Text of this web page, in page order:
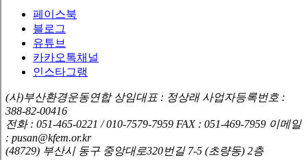
페이스북
블로그
유튜브
카카오톡채널
인스타그램
(사)부산환경운동연합 상임대표 : 정상래 사업자등록번호 :
388-82-00416
전화 : 051-465-0221 / 010-7579-7959 FAX : 051-469-7959 이메일
: pusan@kfem.or.kr
(48729) 부산시 동구 중앙대로320번길 7-5 (초량동) 2층